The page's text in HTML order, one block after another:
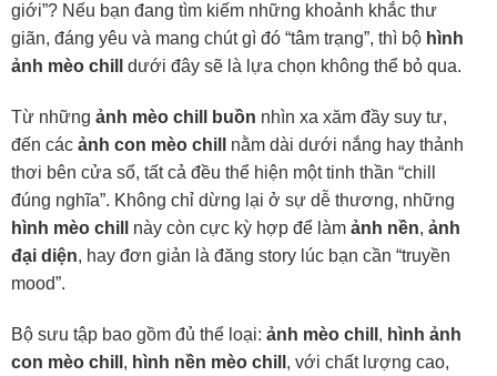
giới”? Nếu bạn đang tìm kiếm những khoảnh khắc thư
giãn, đáng yêu và mang chút gì đó “tâm trạng”, thì bộ hình
ảnh mèo chill
dưới đây sẽ là lựa chọn không thể bỏ qua.
Từ những ảnh mèo chill buồn nhìn xa xăm đầy suy tư,
đến các ảnh con mèo chill
nằm dài dưới nắng hay thảnh
thơi bên cửa sổ, tất cả đều thể hiện một tinh thần “chill
đúng nghĩa”. Không chỉ dừng lại ở sự dễ thương, những
hình mèo chill
này còn cực kỳ hợp để làm ảnh nền, ảnh
đại diện, hay đơn giản là đăng story lúc bạn cần “truyền
mood”.
Bộ sưu tập bao gồm đủ thể loại: ảnh mèo chill , hình ảnh
con mèo chill , hình nền mèo chill , với chất lượng cao,